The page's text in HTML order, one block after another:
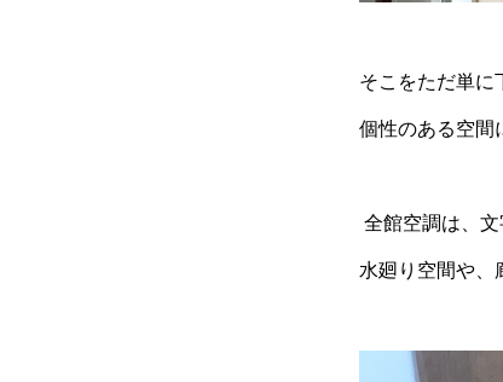
そこをただ単
個性のある空間
全館空調は、文
水廻り空間や、